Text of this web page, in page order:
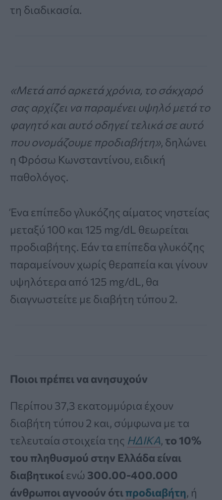
τη διαδικασία.
«Μετά από αρκετά χρόνια, το σάκχαρό
σας αρχίζει να παραμένει υψηλό μετά το
φαγητό και αυτό οδηγεί τελικά σε αυτό
που ονομάζουμε προδιαβήτη», δηλώνει
η Φρόσω Κωνσταντίνου, ειδική
παθολόγος.
Ένα επίπεδο γλυκόζης αίματος νηστείας
μεταξύ 100 και 125 mg/dL θεωρείται
προδιαβήτης. Εάν τα επίπεδα γλυκόζης
παραμείνουν χωρίς θεραπεία και γίνουν
υψηλότερα από 125 mg/dL, θα
διαγνωστείτε με διαβήτη τύπου 2.
Ποιοι πρέπει να ανησυχούν
Περίπου 37,3 εκατομμύρια έχουν
διαβήτη τύπου 2 και, σύμφωνα με τα
τελευταία στοιχεία της ΗΔΙΚΑ,το 10%
του πληθυσμού στην Ελλάδα είναι
διαβητικοίενώ 300.00-400.000
άνθρωποι αγνοούν ότιπροδιαβήτη, ή